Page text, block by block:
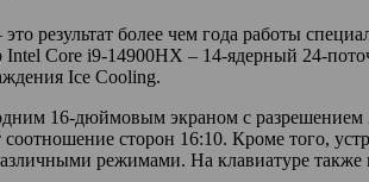
результат более чем года работы
Intel Core i9-14900HX – 14-ядерный 24-
Ice Cooling.
16-дюймовым экраном с разрешением
сторон 16:10. Кроме того,
режимами. На клавиатуре также